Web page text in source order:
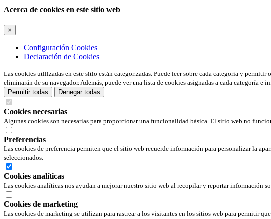
Acerca de cookies en este sitio web
×
Configuración Cookies
Declaración de Cookies
Las cookies utilizadas en este sitio están categorizadas. Puede leer sobre cada categoría y
eliminarán de su navegador. Además, puede ver una lista de cookies asignadas a cada categoría e
Permitir todas
Denegar todas
Cookies necesarias
Algunas cookies son necesarias para proporcionar una funcionalidad básica. El sitio web no
Preferencias
Las cookies de preferencia permiten que el sitio web recuerde información para personalizar la
seleccionados.
Cookies analíticas
Las cookies analíticas nos ayudan a mejorar nuestro sitio web al recopilar y reportar información
Cookies de marketing
Las cookies de marketing se utilizan para rastrear a los visitantes en los sitios web para permitir